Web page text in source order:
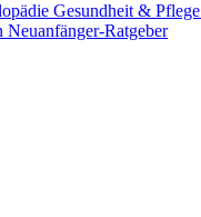
Gesundheit & Pflege
Neuanfänger-Ratgeber